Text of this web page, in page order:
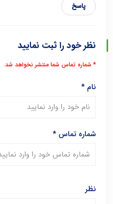
پاسخ
نظر خود را ثبت نمایید
* شماره تماس شما منتشر نخواهد شد.
نام*
شماره تماس*
نظر